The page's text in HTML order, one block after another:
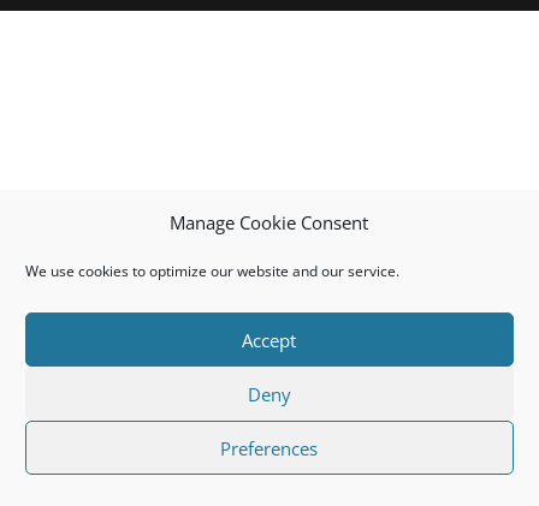
Manage Cookie Consent
We use cookies to optimize our website and our service.
Accept
Deny
Preferences